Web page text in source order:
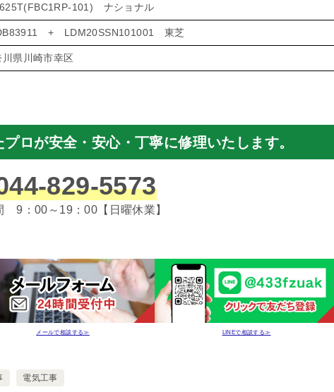
101) ナショナル
+ LDM20SSN101001 東芝
川県川崎市幸区
ロが安全・安心・丁寧に修理いたします。
829-5573
9：00～19：00【日曜休業】
メールで相談する≫ LINEで相談する≫
電気工事